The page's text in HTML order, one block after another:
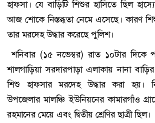
হাফসা। যে বাড়িটি শিশুর হাসিতে ছিল
আজ শোকে নিস্তব্ধতা নেমে এসেছে। কারণ
তার মরদেহ উদ্ধার করেছে পুলিশ।
শনিবার (১৫ নভেম্বর) রাত ১০টার দিকে
শালগাড়িয়া সরদারপাড়া এলাকায় নানা
শিশু হাফসার মরদেহ উদ্ধার করা হয়।
উপজেলার মালঞ্চি ইউনিয়নের কামারগাঁও
রহমানের মেয়ে এবং দ্বিতীয় শ্রেণির ছাত্রী ছিল।